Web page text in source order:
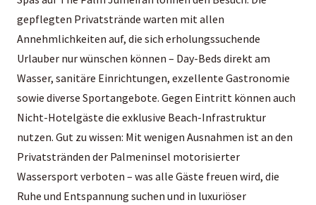
gepflegten Privatstrände warten mit allen
Annehmlichkeiten auf, die sich erholungssuchende
Urlauber nur wünschen können – Day-Beds direkt am
Wasser, sanitäre Einrichtungen, exzellente Gastronomie
sowie diverse Sportangebote. Gegen Eintritt können auch
Nicht-Hotelgäste die exklusive Beach-Infrastruktur
nutzen. Gut zu wissen: Mit wenigen Ausnahmen ist an den
Privatstränden der Palmeninsel motorisierter
Wassersport verboten – was alle Gäste freuen wird, die
Ruhe und Entspannung suchen und in luxuriöser